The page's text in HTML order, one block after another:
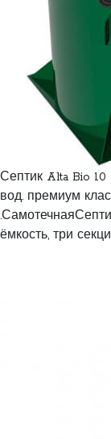
Септик Alta Bio 10
вод. премиум
ёмкость, три